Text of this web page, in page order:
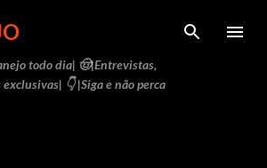
para o conteúdo principal
todo dia| 🤠|Entrevistas,
👇 |Siga e não perca